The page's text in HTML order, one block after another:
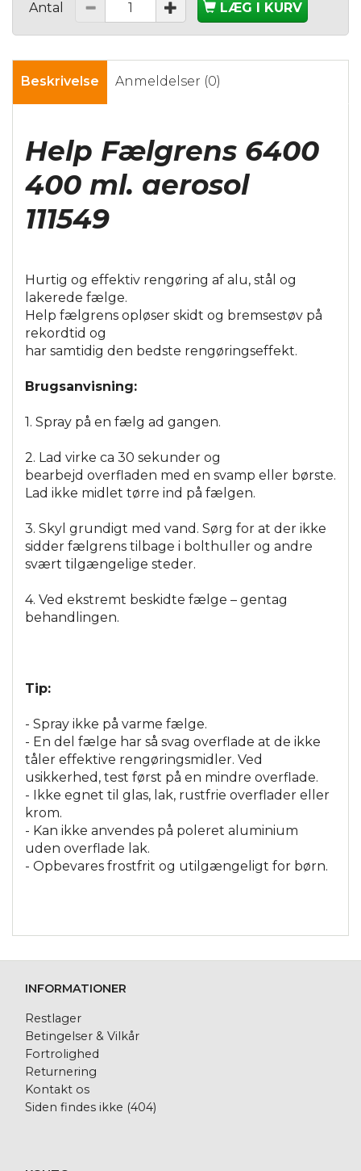
Antal LÆG I KURV
Beskrivelse Anmeldelser (0)
Help Fælgrens 6400
400 ml. aerosol
111549
Hurtig og effektiv rengøring af alu, stål og
lakerede fælge.
Help fælgrens opløser skidt og bremsestøv på
rekordtid og
har samtidig den bedste rengøringseffekt.
Brugsanvisning:
1. Spray på en fælg ad gangen.
2. Lad virke ca 30 sekunder og
bearbejd overfladen med en svamp eller børste.
Lad ikke midlet tørre ind på fælgen.
3. Skyl grundigt med vand. Sørg for at der ikke
sidder fælgrens tilbage i bolthuller og andre
svært tilgængelige steder.
4. Ved ekstremt beskidte fælge – gentag
behandlingen.
Tip:
- Spray ikke på varme fælge.
- En del fælge har så svag overflade at de ikke
tåler effektive rengøringsmidler. Ved
usikkerhed, test først på en mindre overflade.
- Ikke egnet til glas, lak, rustfrie overflader eller
krom.
- Kan ikke anvendes på poleret aluminium
uden overflade lak.
- Opbevares frostfrit og utilgængeligt for børn.
INFORMATIONER
Restlager
Betingelser & Vilkår
Fortrolighed
Returnering
Kontakt os
Siden findes ikke (404)